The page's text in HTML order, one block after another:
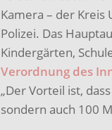
Kamera – der
Polizei. Das
Kindergärten,
Verordnung des
„Der Vorteil ist,
sondern auch 100